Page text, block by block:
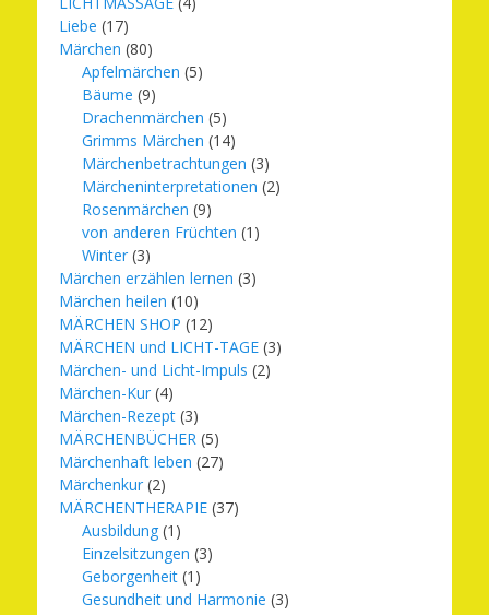
Liebe (17)
Märchen (80)
Apfelmärchen (5)
Bäume (9)
Drachenmärchen (5)
Grimms Märchen (14)
Märchenbetrachtungen (3)
Märcheninterpretationen (2)
Rosenmärchen (9)
von anderen Früchten (1)
Winter (3)
Märchen erzählen lernen (3)
Märchen heilen (10)
MÄRCHEN SHOP (12)
MÄRCHEN und LICHT-TAGE (3)
Märchen- und Licht-Impuls (2)
Märchen-Kur (4)
Märchen-Rezept (3)
MÄRCHENBÜCHER (5)
Märchenhaft leben (27)
Märchenkur (2)
MÄRCHENTHERAPIE (37)
Ausbildung (1)
Einzelsitzungen (3)
Geborgenheit (1)
Gesundheit und Harmonie (3)